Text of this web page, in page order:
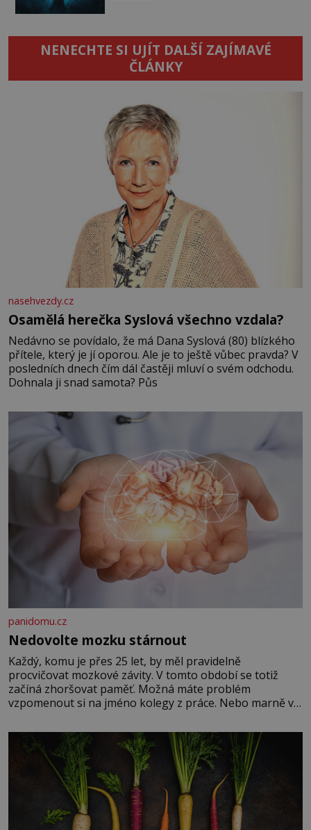
NENECHTE SI UJÍT DALŠÍ ZAJÍMAVÉ
ČLÁNKY
nasehvezdy.cz
Osamělá herečka Syslová všechno vzdala?
Nedávno se povídalo, že má Dana Syslová (80) blízkého
přítele, který je jí oporou. Ale je to ještě vůbec pravda? V
posledních dnech čím dál častěji mluví o svém odchodu.
Dohnala ji snad samota? Půs
panidomu.cz
Nedovolte mozku stárnout
Každý, komu je přes 25 let, by měl pravidelně
procvičovat mozkové závity. V tomto období se totiž
začíná zhoršovat paměť. Možná máte problém
vzpomenout si na jméno kolegy z práce. Nebo marně v
Je to opravdu tak, s věkem jako kdyby se paměť
rozhodla stávkovat. Cvičte